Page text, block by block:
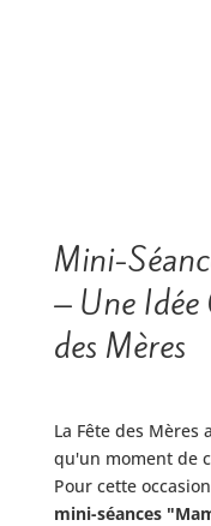
Mini-
– Une Idée
des Mères
La Fête des
qu'un moment de
Pour cette
mini-séances